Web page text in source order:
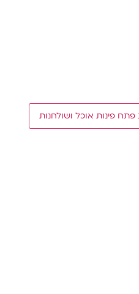
פתח פינות אוכל ושולחנות